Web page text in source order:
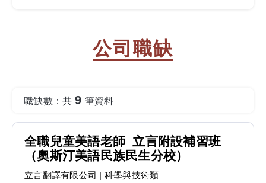
公司職缺
職缺數：共 9 筆資料
全職兒童美語老師_立言附設補習班
（奧斯汀美語民族民生分校）
立言翻譯有限公司 | 科學與技術類